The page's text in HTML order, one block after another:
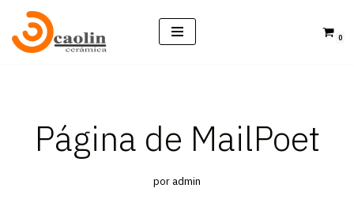
Saltar
0
Página de MailPoet
por admin